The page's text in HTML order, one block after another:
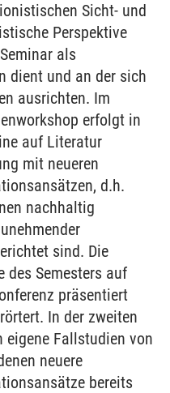
Sicht- und
Perspektive
als
dient und an der sich
ausrichten. Im
erfolgt in
auf Literatur
mit neueren
d.h.
nachhaltig
sind. Die
des Semesters auf
präsentiert
In der zweiten
eigene Fallstudien von
neuere
bereits